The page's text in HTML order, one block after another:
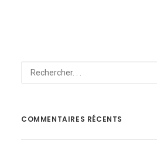
COMMENTAIRES RÉCENTS